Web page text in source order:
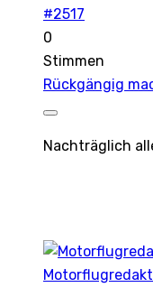
#2517
0
Stimmen
Rückgängig
Nachträglich